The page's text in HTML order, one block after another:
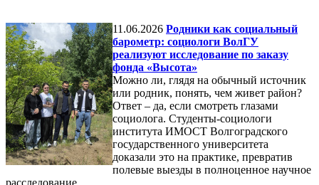
11.06.2026 Родники как социальный
барометр: социологи ВолГУ
реализуют исследование по заказу
фонда «Высота»
Можно ли, глядя на обычный источник
или родник, понять, чем живет район?
Ответ – да, если смотреть глазами
социолога. Студенты-социологи
института ИМОСТ Волгоградского
государственного университета
доказали это на практике, превратив
полевые выезды в полноценное научное
расследование.